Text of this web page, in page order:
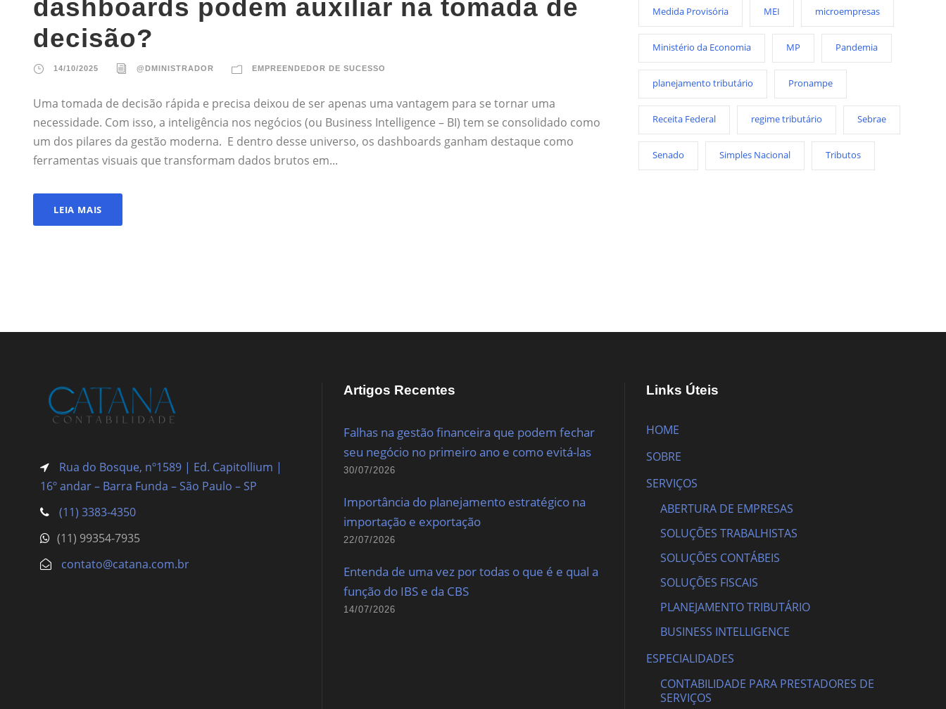
dashboards podem auxiliar na tomada de
decisão?
14/10/2025 @DMINISTRADOR EMPREENDEDOR DE SUCESSO
Uma tomada de decisão rápida e precisa deixou de ser apenas uma vantagem para se tornar uma
necessidade. Com isso, a inteligência nos negócios (ou Business Intelligence – BI) tem se consolidado como
um dos pilares da gestão moderna. E dentro desse universo, os dashboards ganham destaque como
ferramentas visuais que transformam dados brutos em...
LEIA MAIS
Medida Provisória MEI microempresas
Ministério da Economia MP Pandemia
planejamento tributário Pronampe
Receita Federal regime tributário Sebrae
Senado Simples Nacional Tributos
Rua do Bosque, nº1589 | Ed. Capitollium |
16º andar – Barra Funda – São Paulo – SP
(11) 3383-4350
(11) 99354-7935
contato@catana.com.br
Artigos Recentes
Falhas na gestão financeira que podem fechar
seu negócio no primeiro ano e como evitá-las
30/07/2026
Importância do planejamento estratégico na
importação e exportação
22/07/2026
Entenda de uma vez por todas o que é e qual a
função do IBS e da CBS
14/07/2026
Links Úteis
HOME
SOBRE
SERVIÇOS
ABERTURA DE EMPRESAS
SOLUÇÕES TRABALHISTAS
SOLUÇÕES CONTÁBEIS
SOLUÇÕES FISCAIS
PLANEJAMENTO TRIBUTÁRIO
BUSINESS INTELLIGENCE
ESPECIALIDADES
CONTABILIDADE PARA PRESTADORES DE
SERVIÇOS